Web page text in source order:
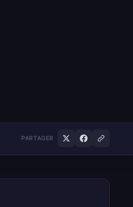
PARTAGER